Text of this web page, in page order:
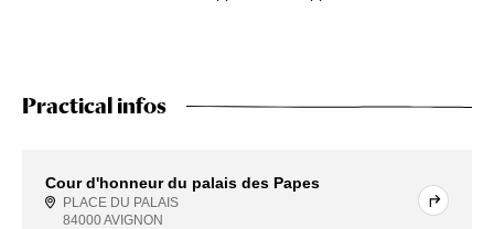
Practical infos
Cour d'honneur du palais des Papes
PLACE DU PALAIS
84000 AVIGNON